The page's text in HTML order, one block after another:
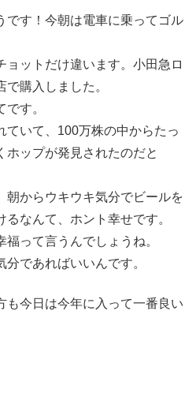
です！今朝は電車に乗ってゴル
ョットだけ違います。小田急ロ
購入しました。
す。
ていて、100万株の中からたっ
ホップが発見されたのだと
朝からウキウキ気分でビールを
なんて、ホント幸せです。
って言うんでしょうね。
であればいいんです。
も今日は今年に入って一番良い